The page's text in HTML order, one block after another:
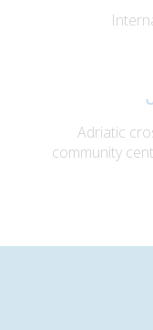
Adriatic
community